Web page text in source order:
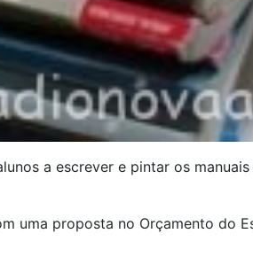
a escrever e pintar os
uma proposta no Orçamento do